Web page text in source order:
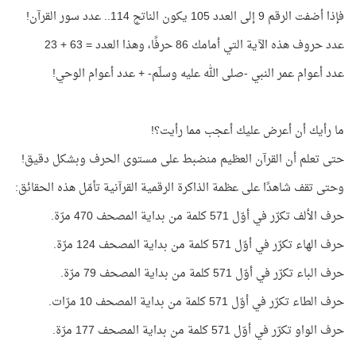
فإذا أضفت الرقم 9 إلى العدد 105 يكون الناتج 114.. عدد سور القرآن!
عدد حروف هذه الآية التي أمامك 86 حرفًا، وهذا العدد = 63 + 23
عدد أعوام عمر النبي -صلى الله عليه وسلّم- + عدد أعوام الوحي!
ما رأيك أن أعرض عليك أعجب مما رأيت؟!
حتى تعلم أن القرآن العظيم منضبط على مستوى الحرف وبشكل دقيق!
وحتى تقف شاهدًا على عظمة الذاكرة الرقمية القرآنية تأمّل هذه الحقائق:
حرف الألف تكرّر في أوّل 571 كلمة من بداية المصحف 470 مرّة.
حرف الهاء تكرّر في أوّل 571 كلمة من بداية المصحف 124 مرّة.
حرف الباء تكرّر في أوّل 571 كلمة من بداية المصحف 79 مرّة.
حرف الطاء تكرّر في أوّل 571 كلمة من بداية المصحف 10 مرّات.
حرف الواو تكرّر في أوّل 571 كلمة من بداية المصحف 177 مرّة.